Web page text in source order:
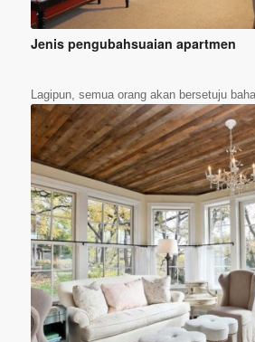
Jenis pengubahsuaian apartmen
Lagipun, semua orang akan bersetuju